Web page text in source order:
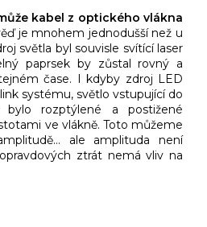
kabel z optického vlákna
je mnohem jednodušší než u
světla byl souvisle svítící laser
paprsek by zůstal rovný a
čase. I kdyby zdroj LED
systému, světlo vstupující do
rozptýlené a postižené
ve vlákně. Toto můžeme
ale amplituda není
ztrát nemá vliv na